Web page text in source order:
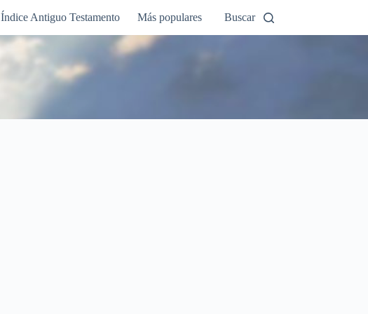
Índice Antiguo Testamento Más populares Buscar